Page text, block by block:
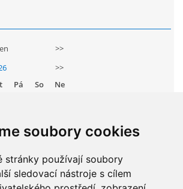
soubory cookies
stránky používají soubory
sledovací nástroje s cílem
PRACOVIŠTĚ
>>
>>
Pá So
Ne
14 15
16
21 22
23
28 29
30